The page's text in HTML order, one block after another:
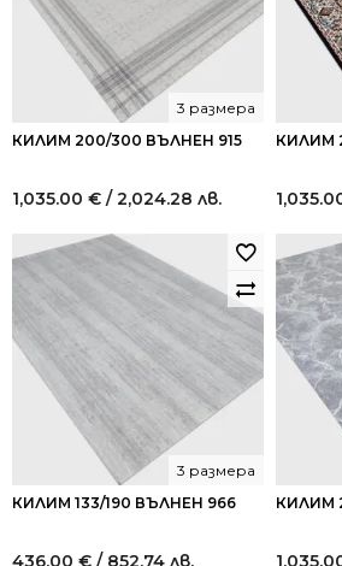
КИЛИМ 200/300 ВЪЛНЕН 915
3 размера
1,035.00 € / 2,024.28 лв.
КИЛИМ
КИЛИМ 133/190 ВЪЛНЕН 966
3 размера
436.00 € / 852.74 лв.
КИЛИМ